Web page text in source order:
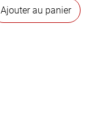
Ajouter au panier